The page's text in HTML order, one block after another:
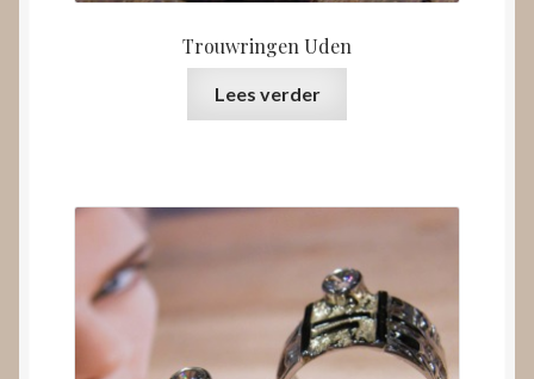
Trouwringen Uden
Lees verder